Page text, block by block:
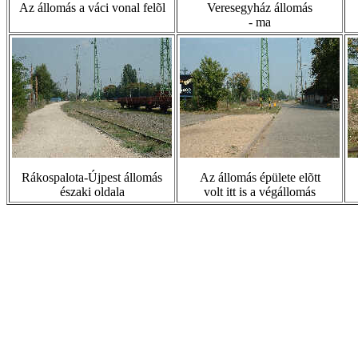
Az állomás a váci vonal felõl
Veresegyház állomás
- ma
Rákospalota-Újpest állomás
északi oldala
Az állomás épülete elõtt
volt itt is a végállomás